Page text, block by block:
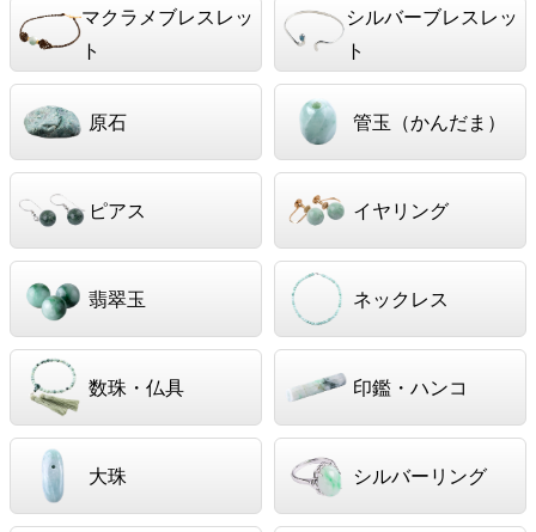
マクラメブレスレッ
ト
シルバーブレスレッ
ト
原石 管玉（かんだま）
ピアス イヤリング
翡翠玉 ネックレス
数珠・仏具 印鑑・ハンコ
大珠 シルバーリング